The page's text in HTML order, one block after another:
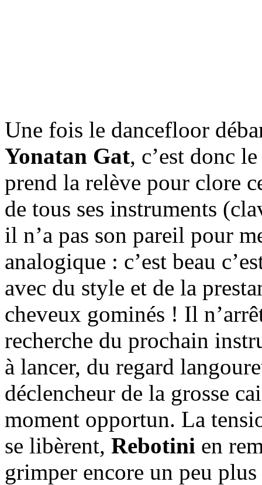
Une fois le dancefloor
Yonatan Gat, c’est donc
prend la relève pour clore
de tous ses instruments
il n’a pas son pareil pour
analogique : c’est beau
avec du style et de la
cheveux gominés ! Il
recherche du prochain
à lancer, du regard
déclencheur de la grosse
moment opportun. La
se libèrent, Rebotini en
grimper encore un peu